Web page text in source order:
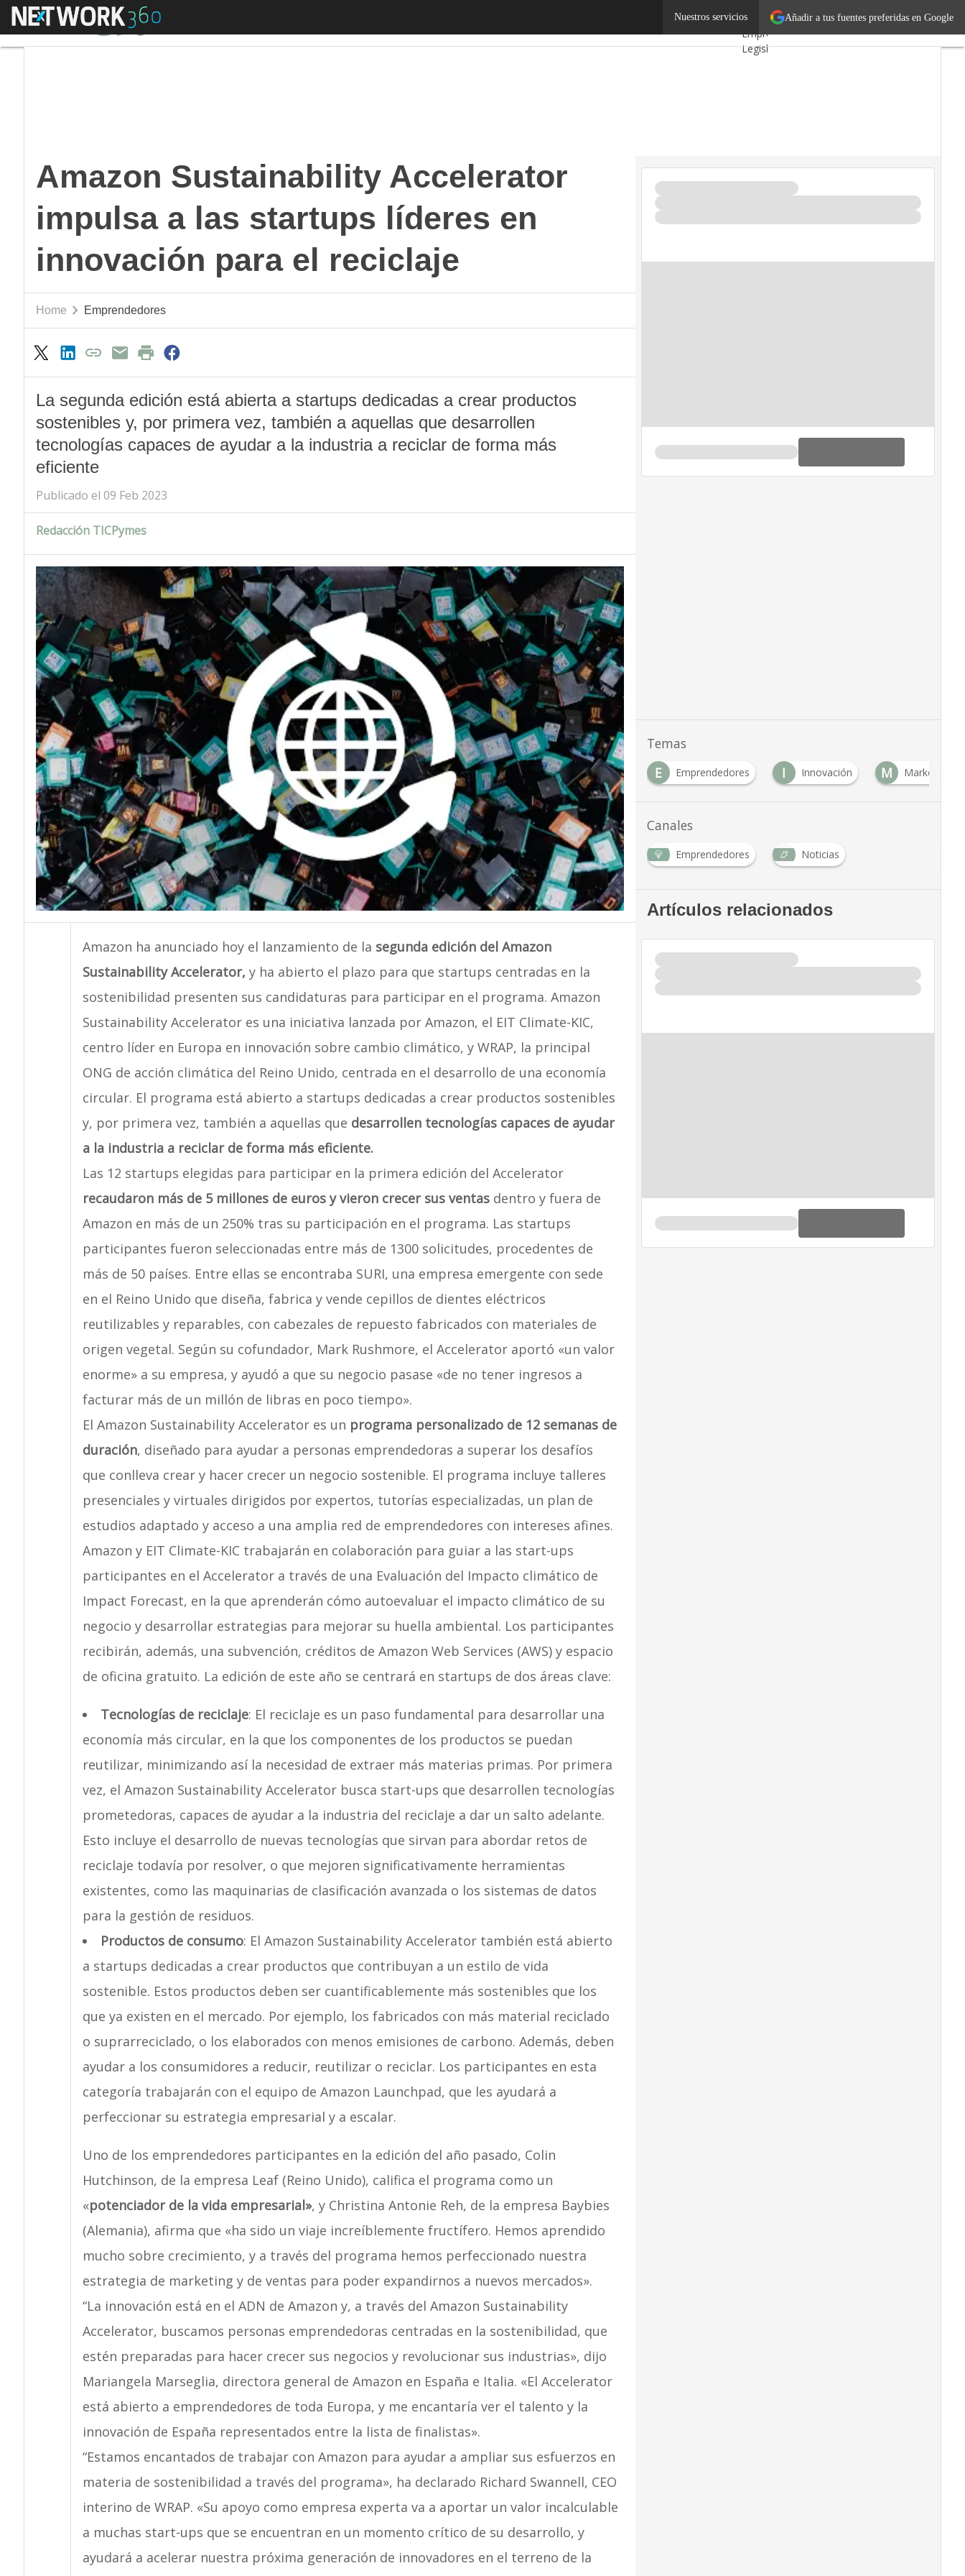
Añadir a tus fuentes preferidas en Google
Nuestros servicios
Menú Amazon Sustainability Accelerator impulsa a las startups líderes en innovación para el reciclajeAutónomos
Emprendedores
Legislación
Amazon Sustainability Accelerator
impulsa a las startups líderes en
innovación para el reciclaje
Home Emprendedores
La segunda edición está abierta a startups dedicadas a crear productos
sostenibles y, por primera vez, también a aquellas que desarrollen
tecnologías capaces de ayudar a la industria a reciclar de forma más
eficiente
Publicado el 09 Feb 2023
Redacción TICPymes
Amazon ha anunciado hoy el lanzamiento de la segunda edición del Amazon
Sustainability Accelerator, y ha abierto el plazo para que startups centradas en la
sostenibilidad presenten sus candidaturas para participar en el programa. Amazon
Sustainability Accelerator es una iniciativa lanzada por Amazon, el EIT Climate-KIC,
centro líder en Europa en innovación sobre cambio climático, y WRAP, la principal
ONG de acción climática del Reino Unido, centrada en el desarrollo de una economía
circular. El programa está abierto a startups dedicadas a crear productos sostenibles
y, por primera vez, también a aquellas que desarrollen tecnologías capaces de ayudar
a la industria a reciclar de forma más eficiente.
Las 12 startups elegidas para participar en la primera edición del Accelerator
recaudaron más de 5 millones de euros y vieron crecer sus ventasdentro y fuera de
Amazon en más de un 250% tras su participación en el programa. Las startups
participantes fueron seleccionadas entre más de 1300 solicitudes, procedentes de
más de 50 países. Entre ellas se encontraba SURI, una empresa emergente con sede
en el Reino Unido que diseña, fabrica y vende cepillos de dientes eléctricos
reutilizables y reparables, con cabezales de repuesto fabricados con materiales de
origen vegetal. Según su cofundador, Mark Rushmore, el Accelerator aportó «un valor
enorme» a su empresa, y ayudó a que su negocio pasase «de no tener ingresos a
facturar más de un millón de libras en poco tiempo».
El Amazon Sustainability Accelerator es un programa personalizado de 12 semanas de
duración, diseñado para ayudar a personas emprendedoras a superar los desafíos
que conlleva crear y hacer crecer un negocio sostenible. El programa incluye talleres
presenciales y virtuales dirigidos por expertos, tutorías especializadas, un plan de
estudios adaptado y acceso a una amplia red de emprendedores con intereses afines.
Amazon y EIT Climate-KIC trabajarán en colaboración para guiar a las start-ups
participantes en el Accelerator a través de una Evaluación del Impacto climático de
Impact Forecast, en la que aprenderán cómo autoevaluar el impacto climático de su
negocio y desarrollar estrategias para mejorar su huella ambiental. Los participantes
recibirán, además, una subvención, créditos de Amazon Web Services (AWS) y espacio
de oficina gratuito. La edición de este año se centrará en startups de dos áreas clave:
Tecnologías de reciclaje: El reciclaje es un paso fundamental para desarrollar una
economía más circular, en la que los componentes de los productos se puedan
reutilizar, minimizando así la necesidad de extraer más materias primas. Por primera
vez, el Amazon Sustainability Accelerator busca start-ups que desarrollen tecnologías
prometedoras, capaces de ayudar a la industria del reciclaje a dar un salto adelante.
Esto incluye el desarrollo de nuevas tecnologías que sirvan para abordar retos de
reciclaje todavía por resolver, o que mejoren significativamente herramientas
existentes, como las maquinarias de clasificación avanzada o los sistemas de datos
para la gestión de residuos.
Productos de consumo: El Amazon Sustainability Accelerator también está abierto
a startups dedicadas a crear productos que contribuyan a un estilo de vida
sostenible. Estos productos deben ser cuantificablemente más sostenibles que los
que ya existen en el mercado. Por ejemplo, los fabricados con más material reciclado
o suprarreciclado, o los elaborados con menos emisiones de carbono. Además, deben
ayudar a los consumidores a reducir, reutilizar o reciclar. Los participantes en esta
categoría trabajarán con el equipo de Amazon Launchpad, que les ayudará a
perfeccionar su estrategia empresarial y a escalar.
Uno de los emprendedores participantes en la edición del año pasado, Colin
Hutchinson, de la empresa Leaf (Reino Unido), califica el programa como un
«potenciador de la vida empresarial», y Christina Antonie Reh, de la empresa Baybies
(Alemania), afirma que «ha sido un viaje increíblemente fructífero. Hemos aprendido
mucho sobre crecimiento, y a través del programa hemos perfeccionado nuestra
estrategia de marketing y de ventas para poder expandirnos a nuevos mercados».
“La innovación está en el ADN de Amazon y, a través del Amazon Sustainability
Accelerator, buscamos personas emprendedoras centradas en la sostenibilidad, que
estén preparadas para hacer crecer sus negocios y revolucionar sus industrias», dijo
Mariangela Marseglia, directora general de Amazon en España e Italia. «El Accelerator
está abierto a emprendedores de toda Europa, y me encantaría ver el talento y la
innovación de España representados entre la lista de finalistas».
“Estamos encantados de trabajar con Amazon para ayudar a ampliar sus esfuerzos en
materia de sostenibilidad a través del programa», ha declarado Richard Swannell, CEO
interino de WRAP. «Su apoyo como empresa experta va a aportar un valor incalculable
a muchas start-ups que se encuentran en un momento crítico de su desarrollo, y
ayudará a acelerar nuestra próxima generación de innovadores en el terreno de la
Temas
C
Consumo E Emprendedores I Innovación M Marketing
Canales
Emprendedores Noticias
Artículos relacionados